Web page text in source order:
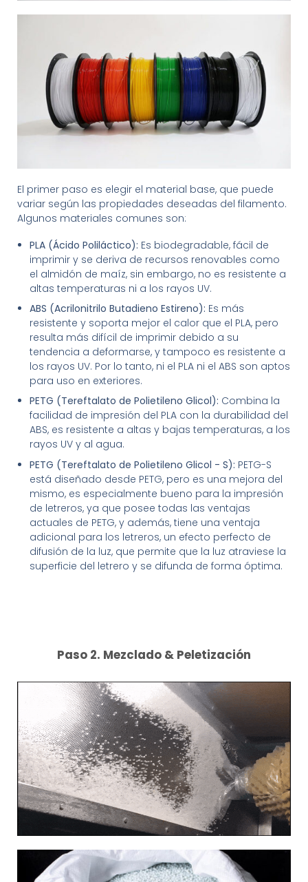
El primer paso es elegir el material base, que puede
variar según las propiedades deseadas del filamento.
Algunos materiales comunes son:
PLA (Ácido Poliláctico): Es biodegradable, fácil de
imprimir y se deriva de recursos renovables como
el almidón de maíz, sin embargo, no es resistente a
altas temperaturas ni a los rayos UV.
ABS (Acrilonitrilo Butadieno Estireno): Es más
resistente y soporta mejor el calor que el PLA, pero
resulta más difícil de imprimir debido a su
tendencia a deformarse, y tampoco es resistente a
los rayos UV. Por lo tanto, ni el PLA ni el ABS son aptos
para uso en exteriores.
PETG (Tereftalato de Polietileno Glicol): Combina la
facilidad de impresión del PLA con la durabilidad del
ABS, es resistente a altas y bajas temperaturas, a los
rayos UV y al agua.
PETG (Tereftalato de Polietileno Glicol - S): PETG-S
está diseñado desde PETG, pero es una mejora del
mismo, es especialmente bueno para la impresión
de letreros, ya que posee todas las ventajas
actuales de PETG, y además, tiene una ventaja
adicional para los letreros, un efecto perfecto de
difusión de la luz, que permite que la luz atraviese la
superficie del letrero y se difunda de forma óptima.
Paso 2. Mezclado & Peletización